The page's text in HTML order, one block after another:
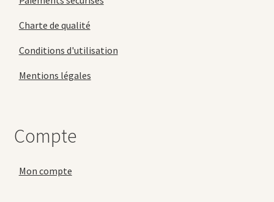
Charte de qualité
Conditions d'utilisation
Mentions légales
Compte
Mon compte